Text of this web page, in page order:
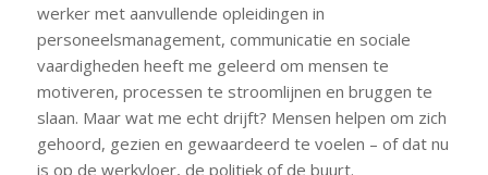
werker met aanvullende opleidingen in
personeelsmanagement, communicatie en sociale
vaardigheden heeft me geleerd om mensen te
motiveren, processen te stroomlijnen en bruggen te
slaan. Maar wat me echt drijft? Mensen helpen om zich
gehoord, gezien en gewaardeerd te voelen – of dat nu
is op de werkvloer, de politiek of de buurt.